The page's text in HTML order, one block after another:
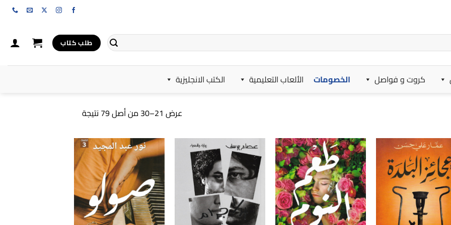
طلب كتاب
كروت و فواصل الخصومات الألعاب التعليمية الكتب الانجليزية
عرض 21–30 من أصل 79 نتيجة
تم
حسب
الأحدث